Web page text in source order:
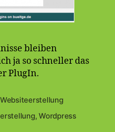
bleiben
ja so schneller das
PlugIn.
Websiteerstellung
,Wordpress